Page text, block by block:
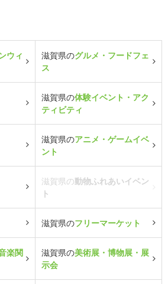
ウィ
滋賀県のグルメ・フードフェ
ス
滋賀県の体験イベント・アク
ティビティ
滋賀県のアニメ・ゲームイベ
ント
滋賀県の動物ふれあいイベン
ト
滋賀県のフリーマーケット
楽関
滋賀県の美術展・博物展・展
示会